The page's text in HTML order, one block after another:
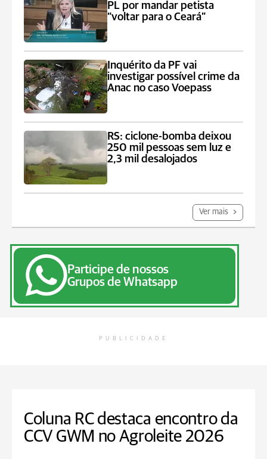
PL por mandar petista
“voltar para o Ceará”
Inquérito da PF vai
investigar possível crime da
Anac no caso Voepass
RS: ciclone-bomba deixou
250 mil pessoas sem luz e
2,3 mil desalojados
Ver mais
Participe de nossos
Grupos de Whatsapp
PUBLICIDADE
Coluna RC destaca encontro da
CCV GWM no Agroleite 2026